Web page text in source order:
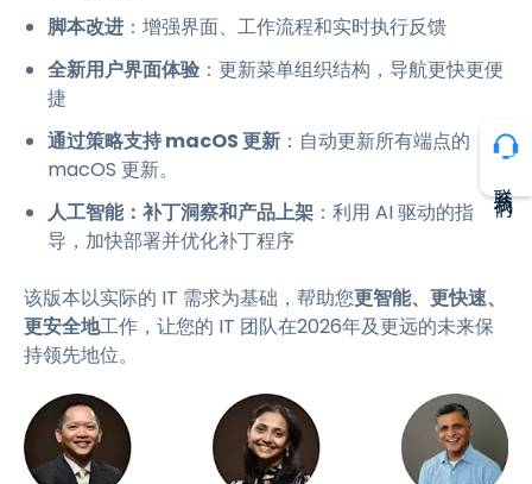
脚本改进 ：增强界面、工作流程和实时执行反馈
全新用户界面体验 ：更新菜单组织结构，导航更快更便
捷
通过策略支持 macOS 更新 ：自动更新所有端点的
macOS 更新。
人工智能：补丁洞察和产品上架 ：利用 AI 驱动的指
导，加快部署并优化补丁程序
该版本以实际的 IT 需求为基础，帮助您更智能、更快速、
更安全地工作，让您的 IT 团队在2026年及更远的未来保
持领先地位。